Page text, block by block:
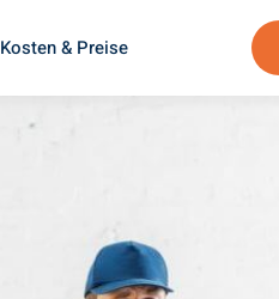
Kosten & Preise